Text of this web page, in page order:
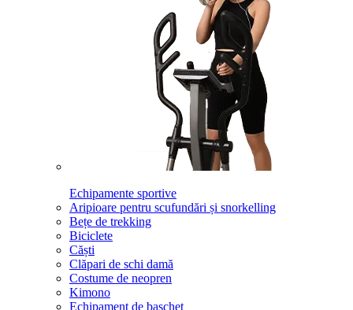
Echipamente sportive
Aripioare pentru scufundări și snorkelling
Bețe de trekking
Biciclete
Căști
Clăpari de schi damă
Costume de neopren
Kimono
Echipament de baschet